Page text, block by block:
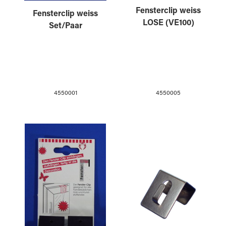
Fensterclip weiss
Set/Paar
4550001
Fensterclip weiss
LOSE (VE100)
4550005